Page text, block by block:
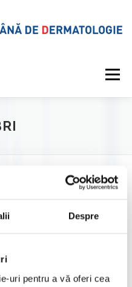
Despre
uri pentru a vă oferi cea
Meniu
MEU